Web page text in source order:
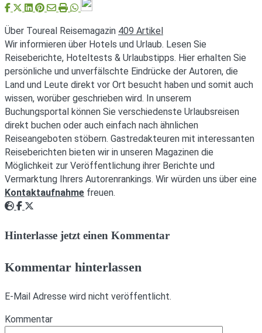
Über Toureal Reisemagazin 409 Artikel
Wir informieren über Hotels und Urlaub. Lesen Sie
Reiseberichte, Hoteltests & Urlaubstipps. Hier erhalten Sie
persönliche und unverfälschte Eindrücke der Autoren, die
Land und Leute direkt vor Ort besucht haben und somit auch
wissen, worüber geschrieben wird. In unserem
Buchungsportal können Sie verschiedenste Urlaubsreisen
direkt buchen oder auch einfach nach ähnlichen
Reiseangeboten stöbern. Gastredakteuren mit interessanten
Reiseberichten bieten wir in unseren Magazinen die
Möglichkeit zur Veröffentlichung ihrer Berichte und
Vermarktung Ihrers Autorenrankings. Wir würden uns über eine
Kontaktaufnahme freuen.
Webseite
Facebook
Hinterlasse jetzt einen Kommentar
Kommentar hinterlassen
E-Mail Adresse wird nicht veröffentlicht.
Kommentar